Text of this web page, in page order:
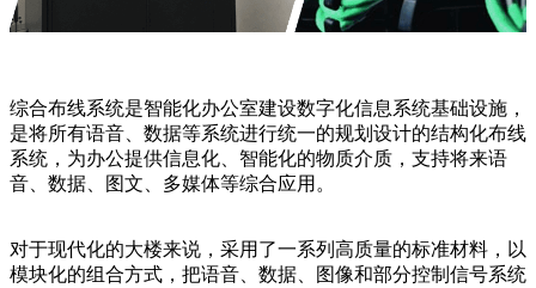
综合布线系统是智能化办公室建设数字化信息系统基础设施，
是将所有语音、数据等系统进行统一的规划设计的结构化布线
系统，为办公提供信息化、智能化的物质介质，支持将来语
音、数据、图文、多媒体等综合应用。
对于现代化的大楼来说，采用了一系列高质量的标准材料，以
模块化的组合方式，把语音、数据、图像和部分控制信号系统